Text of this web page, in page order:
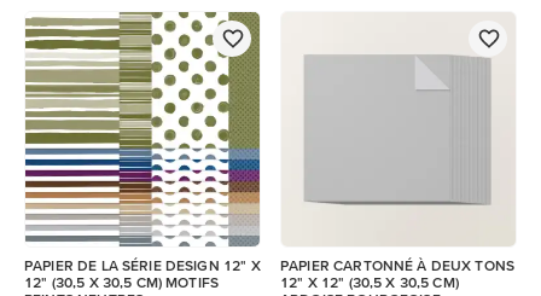
PAPIER DE LA SÉRIE DESIGN 12" X
12" (30,5 X 30,5 CM) MOTIFS
PAPIER CARTONNÉ À DEUX TONS
12" X 12" (30,5 X 30,5 CM)